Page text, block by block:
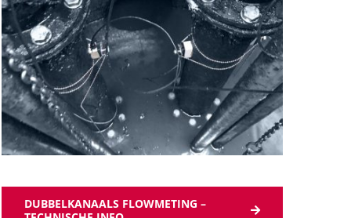
DUBBELKANAALS FLOWMETING –